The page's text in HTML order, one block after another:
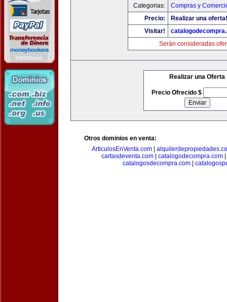
Categorias:
Compras y
Precio:
Realizar una oferta!
Visitar!
Serán consideradas
Realizar una Oferta
Precio Ofrecido $
Otros dominios en venta:
ArticulosEnVenta.com
cartasdeventa.com
catalogodecompra.com
catalogosdecompra.com